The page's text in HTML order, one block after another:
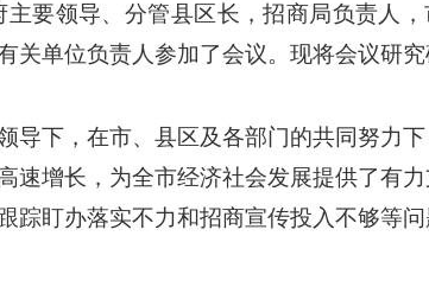
要领导、分管县区长，招商局负责人
关单位负责人参加了会议。现将会议研
导下，在市、县区及各部门的共同努力
增长，为全市经济社会发展提供了有力
踪盯办落实不力和招商宣传投入不够等